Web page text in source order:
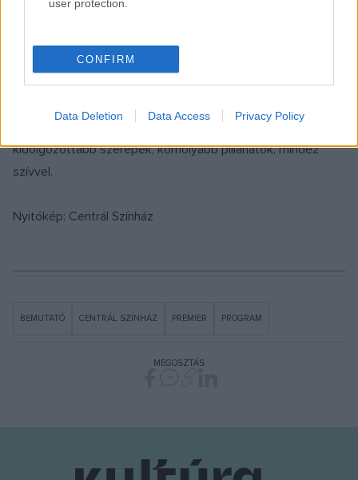
user protection.
CONFIRM
Data Deletion Data Access Privacy Policy
AMa este felnövünkírásakor a cél egy olyan előadás volt,
alapú fergeteges bohózat) ugyanakkor egy kicsit más is:
kidolgozottabb szerepek, komolyabb pillanatok, mindez
szívvel.
Nyitókép: Centrál Színház
BEMUTATÓ CENTRÁL SZÍNHÁZ PREMIER PROGRAM
MEGOSZTÁS